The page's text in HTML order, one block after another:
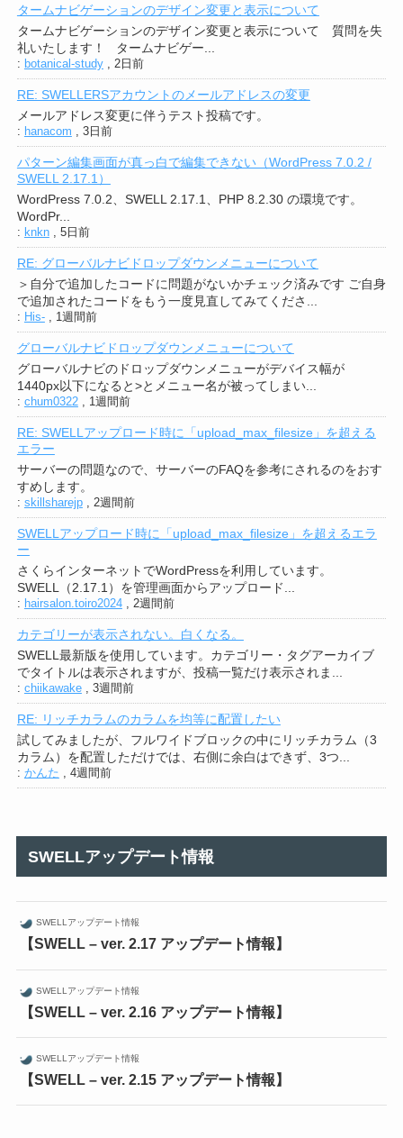
タームナビゲーションのデザイン変更と表示について
タームナビゲーションのデザイン変更と表示について 質問を失
礼いたします！ タームナビゲー...
: botanical-study, 2日前
RE: SWELLERSアカウントのメールアドレスの変更
メールアドレス変更に伴うテスト投稿です。
: hanacom , 3日前
パターン編集画面が真っ白で編集できない（WordPress 7.0.2 /
SWELL 2.17.1）
WordPress 7.0.2、SWELL 2.17.1、PHP 8.2.30 の環境です。
WordPr...
: knkn, 5日前
RE: グローバルナビドロップダウンメニューについて
＞自分で追加したコードに問題がないかチェック済みです ご自身
で追加されたコードをもう一度見直してみてくださ...
: His-, 1週間前
グローバルナビドロップダウンメニューについて
グローバルナビのドロップダウンメニューがデバイス幅が
1440px以下になると>とメニュー名が被ってしまい...
: chum0322, 1週間前
RE: SWELLアップロード時に「upload_max_filesize」を超える
エラー
サーバーの問題なので、サーバーのFAQを参考にされるのをおす
すめします。
: skillsharejp, 2週間前
SWELLアップロード時に「upload_max_filesize」を超えるエラ
ー
さくらインターネットでWordPressを利用しています。
SWELL（2.17.1）を管理画面からアップロード...
: hairsalon.toiro2024, 2週間前
カテゴリーが表示されない。白くなる。
SWELL最新版を使用しています。カテゴリー・タグアーカイブ
でタイトルは表示されますが、投稿一覧だけ表示されま...
: chiikawake, 3週間前
RE: リッチカラムのカラムを均等に配置したい
試してみましたが、フルワイドブロックの中にリッチカラム（3
カラム）を配置しただけでは、右側に余白はできず、3つ...
: かんた , 4週間前
SWELLアップデート情報
SWELLアップデート情報
【SWELL – ver. 2.17 アップデート情報】
SWELLアップデート情報
【SWELL – ver. 2.16 アップデート情報】
SWELLアップデート情報
【SWELL – ver. 2.15 アップデート情報】